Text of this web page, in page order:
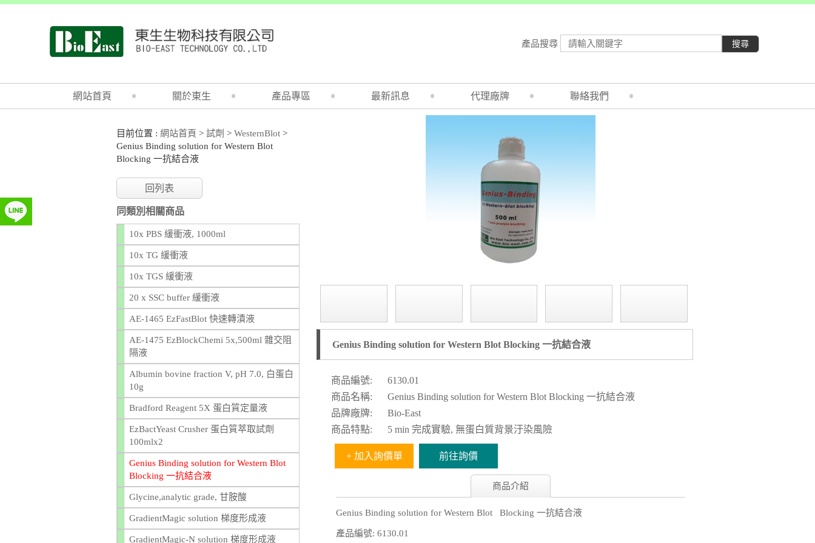
產品搜尋 搜尋
網站首頁 關於東生 產品專區 最新訊息 代理廠牌 聯絡我們
目前位置 : 網站首頁 > 試劑 > WesternBlot >
Genius Binding solution for Western Blot
Blocking 一抗結合液
回列表
同類別相關商品
10x PBS 緩衝液, 1000ml
10x TG 緩衝液
10x TGS 緩衝液
20 x SSC buffer 緩衝液
AE-1465 EzFastBlot 快速轉漬液
AE-1475 EzBlockChemi 5x,500ml 雜交阻
隔液
Albumin bovine fraction V, pH 7.0, 白蛋白
10g
Bradford Reagent 5X 蛋白質定量液
EzBactYeast Crusher 蛋白質萃取試劑
100mlx2
Genius Binding solution for Western Blot
Blocking 一抗結合液
Glycine,analytic grade, 甘胺酸
GradientMagic solution 梯度形成液
GradientMagic-N solution 梯度形成液
Genius Binding solution for Western Blot Blocking 一抗結合液
商品編號:
6130.01
商品名稱:
Genius Binding solution for Western Blot Blocking 一抗結合液
品牌廠牌:
Bio-East
商品特點:
5 min 完成實驗, 無蛋白質背景汙染風險
+ 加入詢價單 前往詢價
商品介紹
Genius Binding solution for Western Blot Blocking 一抗結合液
產品編號: 6130.01